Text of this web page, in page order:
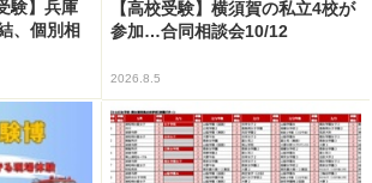
験】兵庫
、個別相
【高校受験】横須賀の私立4校が
参加…合同相談会10/12
2026.8.5